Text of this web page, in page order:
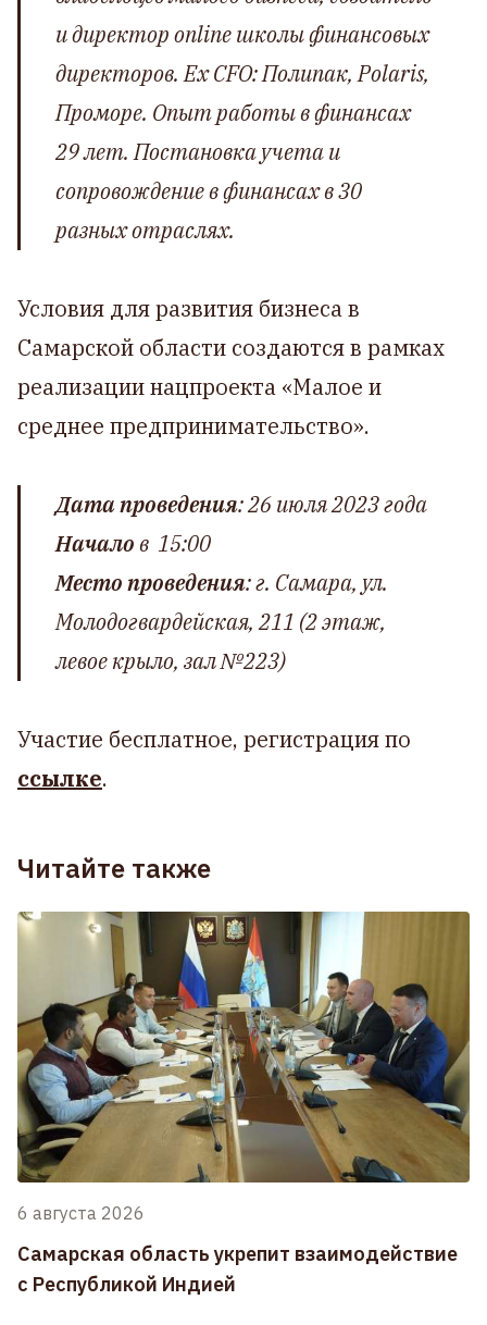
и директор online школы финансовых
директоров. Ex CFO: Полипак, Polaris,
Проморе. Опыт работы в финансах
29 лет. Постановка учета и
сопровождение в финансах в 30
разных отраслях.
Условия для развития бизнеса в
Самарской области создаются в рамках
реализации нацпроекта «Малое и
среднее предпринимательство».
Дата проведения: 26 июля 2023 года
Началов 15:00
Местопроведения: г. Самара, ул.
Молодогвардейская, 211 (2 этаж,
левое крыло, зал №223)
Участие бесплатное, регистрация по
ссылке.
Читайте также
6 августа 2026
Самарская область укрепит взаимодействие
с Республикой Индией